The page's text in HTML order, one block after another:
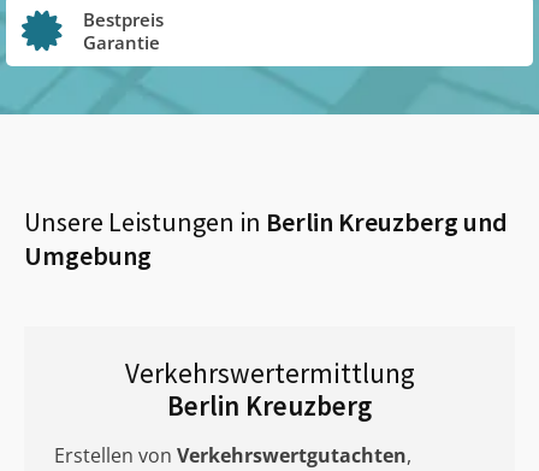
Bestpreis
Garantie
Unsere Leistungen in Berlin Kreuzberg und
Umgebung
Verkehrswertermittlung
Berlin Kreuzberg
Erstellen von Verkehrswertgutachten,